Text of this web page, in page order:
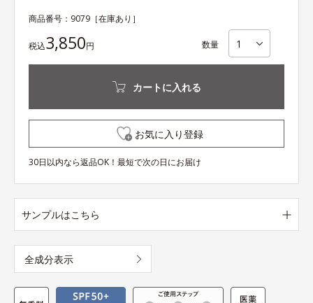
商品番号： 9079 ［在庫あり］
税込3,850円 数量
カートに入れる
お気に入り登録
30日以内なら返品OK！最短で次の日にお届け
サンプルはこちら
全成分表示